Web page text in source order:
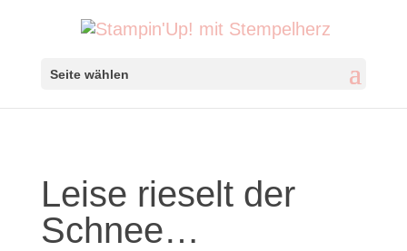
Seite wählen
Leise rieselt der
Schnee…